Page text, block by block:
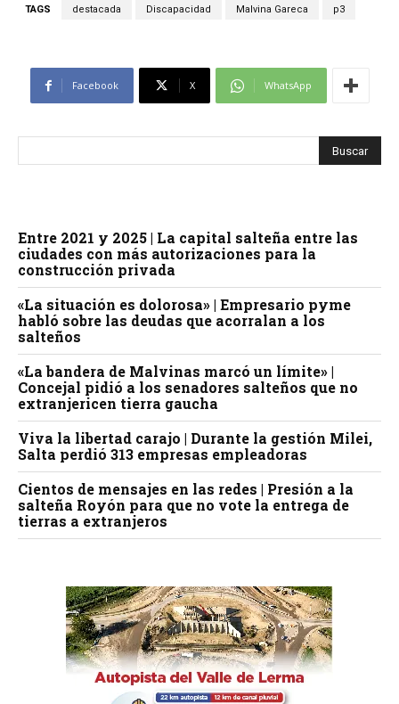
TAGS destacada Discapacidad Malvina Gareca p3
Facebook X WhatsApp
Entre 2021 y 2025 | La capital salteña entre las
ciudades con más autorizaciones para la
construcción privada
«La situación es dolorosa» | Empresario pyme
habló sobre las deudas que acorralan a los
salteños
«La bandera de Malvinas marcó un límite» |
Concejal pidió a los senadores salteños que no
extranjericen tierra gaucha
Viva la libertad carajo | Durante la gestión Milei,
Salta perdió 313 empresas empleadoras
Cientos de mensajes en las redes | Presión a la
salteña Royón para que no vote la entrega de
tierras a extranjeros